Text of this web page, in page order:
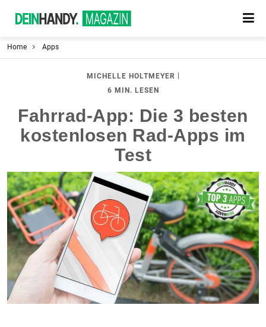
Home Apps
MICHELLE HOLTMEYER
6 MIN. LESEN
Fahrrad-App: Die 3 besten
kostenlosen Rad-Apps im
Test